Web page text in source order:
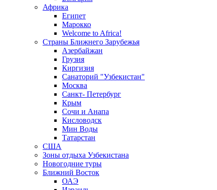
Африка
Египет
Марокко
Welcome to Africa!
Страны Ближнего Зарубежья
Азербайжан
Грузия
Киргизия
Санаторий "Узбекистан"
Москва
Санкт- Петербург
Крым
Сочи и Анапа
Кисловодск
Мин Воды
Татарстан
США
Зоны отдыха Узбекистана
Новогодние туры
Ближний Восток
ОАЭ